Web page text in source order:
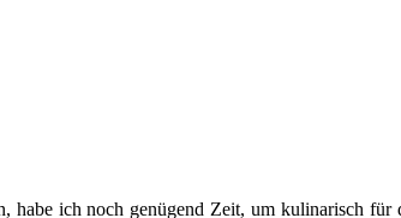
ich noch genügend Zeit, um kulinarisch für